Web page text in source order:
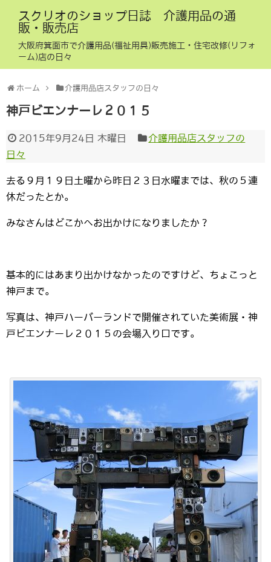
スクリオのショップ日誌 介護用品の通
販・販売店
大阪府箕面市で介護用品(福祉用具)販売施工・住宅改修(リフォ
ーム)店の日々
ホーム 介護用品店スタッフの日々
神戸ビエンナーレ２０１５
2015年9月24日 木曜日
介護用品店スタッフの
日々
去る９月１９日土曜から昨日２３日水曜までは、秋の５連
休だったとか。
みなさんはどこかへお出かけになりましたか？
基本的にはあまり出かけなかったのですけど、ちょこっと
神戸まで。
写真は、神戸ハーバーランドで開催されていた美術展・神
戸ビエンナーレ２０１５の会場入り口です。